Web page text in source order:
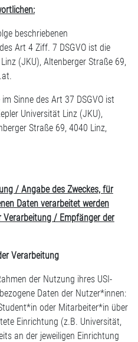
beschriebenen
Art 4 Ziff. 7 DSGVO ist die
(JKU), Altenberger Straße 69,
.
Sinne des Art 37 DSGVO ist
Universität Linz (JKU),
Straße 69, 4040 Linz,
/ Angabe des Zweckes, für
Daten verarbeitet werden
/ Empfänger der
Verarbeitung
der Nutzung ihres USI-
Daten der Nutzer*innen:
oder Mitarbeiter*in über
Einrichtung (z.B. Universität,
an der jeweiligen Einrichtung